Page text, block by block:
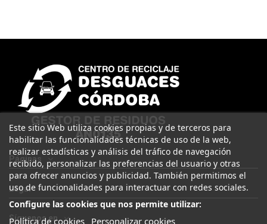
Páginas
Legal
Este sitio Web utiliza cookies propias y de terceros para
habilitar las funcionalidades técnicas de uso de la web,
realizar estadísticas y análisis del tráfico de navegación
recibido, personalizar las preferencias del usuario y otras
para ofrecer anuncios y publicidad. También permitimos el
uso de funcionalidades para interactuar con redes sociales.
Configure las cookies que nos permite utilizar:
Política de cookies Personalizar cookies
Síguenos en